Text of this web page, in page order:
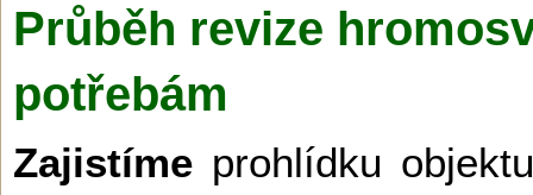
Průběh revize
potřebám
Zajistíme prohlídku